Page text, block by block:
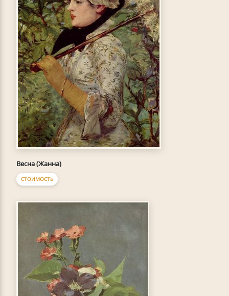
Весна (Жанна)
СТОИМОСТЬ